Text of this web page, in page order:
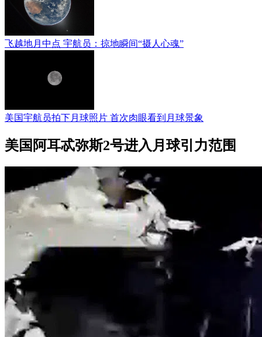
飞越地月中点 宇航员：掠地瞬间“摄人心魂”
美国宇航员拍下月球照片 首次肉眼看到月球景象
美国阿耳忒弥斯2号进入月球引力范围